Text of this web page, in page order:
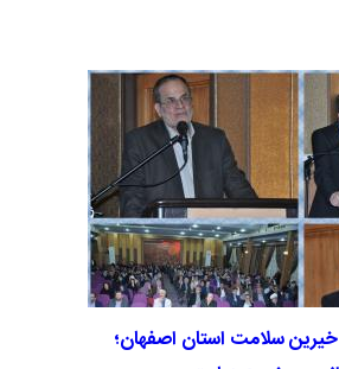
سلامت استان اصفهان؛